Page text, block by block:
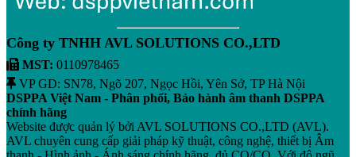
Công ty TNHH AVL SOLUTIONS CO.,LTD
MST: 0110978465
VP GD: SN78, Ngõ 207, Ngọc Hồi, Yên Sở, TP Hà Nội
DSPPA Việt Nam - Phân phối, Bảo hành âm thanh DSPPA
chính hãng
Website được quản lý bởi AVL SOLUTIONS CO.,LTD (AVL).
AVL chuyên cung cấp giải pháp kỹ thuật, công nghệ, thiết bị Âm